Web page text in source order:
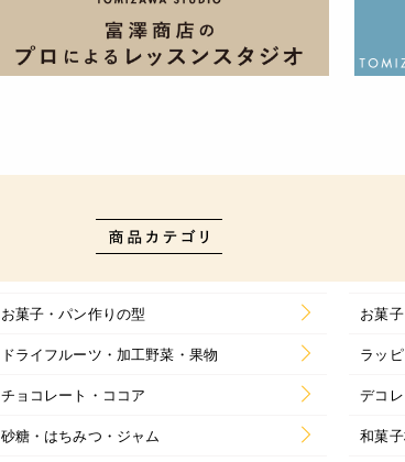
お菓子・パン作りの型
お菓
ドライフルーツ・加工野菜・果物
ラッ
チョコレート・ココア
デコ
砂糖・はちみつ・ジャム
和菓